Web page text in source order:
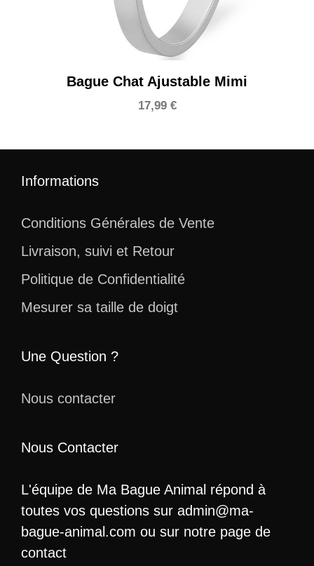
Bague Chat Ajustable Mimi
17,99 €
Informations
Conditions Générales de Vente
Livraison, suivi et Retour
Politique de Confidentialité
Mesurer sa taille de doigt
Une Question ?
Nous contacter
Nous Contacter
L'équipe de Ma Bague Animal répond à
toutes vos questions sur admin@ma-
bague-animal.com ou sur notre page de
contact